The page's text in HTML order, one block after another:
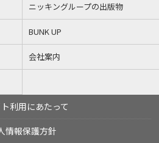
ニッキングループの出版物
BUNK UP
会社案内
利用にあたって
情報保護方針